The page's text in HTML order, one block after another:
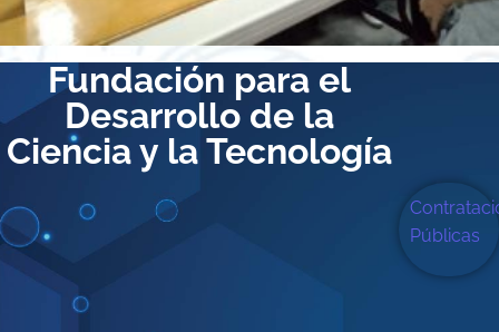
Fundación para el
Desarrollo de la
Ciencia y la Tecnología
Públicas